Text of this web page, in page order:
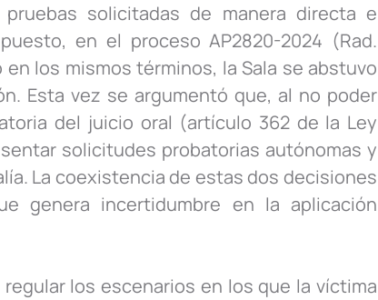
solicitadas de manera directa e
en el proceso AP2820-2024 (Rad.
los mismos términos, la Sala se abstuvo
Esta vez se argumentó que, al no poder
del juicio oral (artículo 362 de la Ley
solicitudes probatorias autónomas y
La coexistencia de estas dos decisiones
genera incertidumbre en la aplicación
los escenarios en los que la víctima